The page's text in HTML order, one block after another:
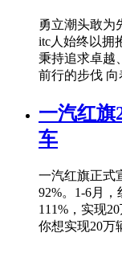
勇立潮头敢为
itc人始终以拥
秉持追求卓越
前行的步伐 向
一汽红旗
车
一汽红旗正式
92%。1-6月
111%，实现
你想实现20万